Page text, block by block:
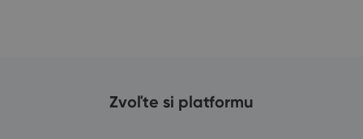
Zvoľte si platformu